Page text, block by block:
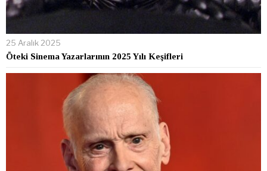
25 Aralık 2025
Öteki Sinema Yazarlarının 2025 Yılı Keşifleri